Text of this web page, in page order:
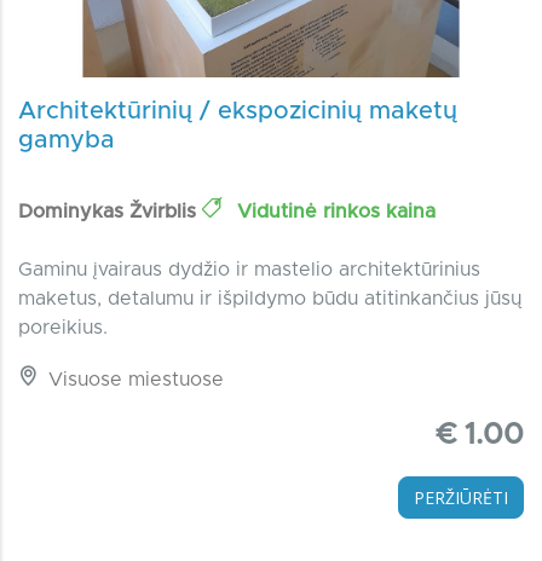
Architektūrinių / ekspozicinių maketų
gamyba
Dominykas Žvirblis Vidutinė rinkos kaina
Gaminu įvairaus dydžio ir mastelio architektūrinius
maketus, detalumu ir išpildymo būdu atitinkančius jūsų
poreikius.
Visuose miestuose
€ 1.00
PERŽIŪRĖTI